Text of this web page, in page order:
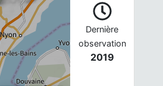
Dernière
observation
2019